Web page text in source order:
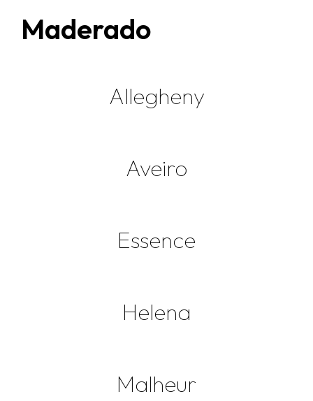
Maderado
Allegheny
Aveiro
Essence
Helena
Malheur